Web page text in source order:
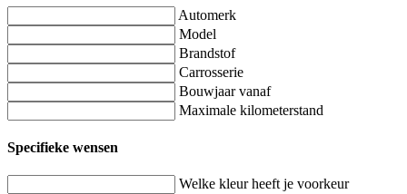
Automerk
Model
Brandstof
Carrosserie
Bouwjaar vanaf
Maximale kilometerstand
Specifieke wensen
Welke kleur heeft je voorkeur